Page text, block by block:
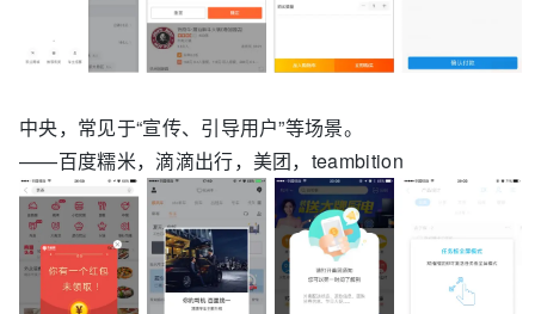
中央，常见于“宣传、引导用户”等场景。
——百度糯米，滴滴出行，美团，teambition